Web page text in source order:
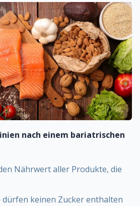
nach einem bariatrischen
Nährwert aller Produkte, die
dürfen keinen Zucker enthalten